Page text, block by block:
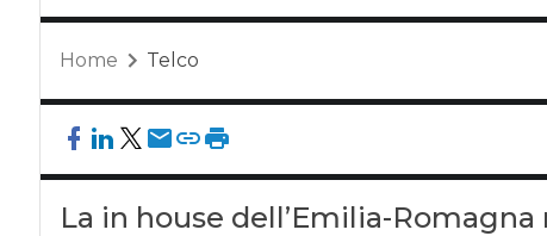
Home Telco
La in house dell’Emilia-